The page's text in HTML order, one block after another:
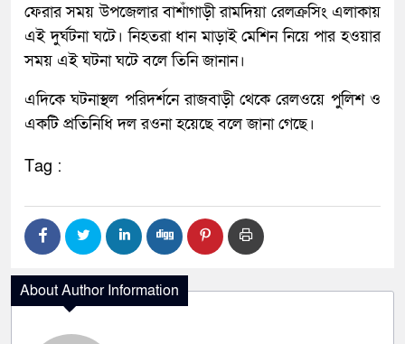
ফেরার সময় উপজেলার বাশাঁগাড়ী রামদিয়া রেলক্রসিং এলাকায়
এই দুর্ঘটনা ঘটে। নিহতরা ধান মাড়াই মেশিন নিয়ে পার হওয়ার
সময় এই ঘটনা ঘটে বলে তিনি জানান।
এদিকে ঘটনাস্থল পরিদর্শনে রাজবাড়ী থেকে রেলওয়ে পুলিশ ও
একটি প্রতিনিধি দল রওনা হয়েছে বলে জানা গেছে।
Tag :
About Author Information